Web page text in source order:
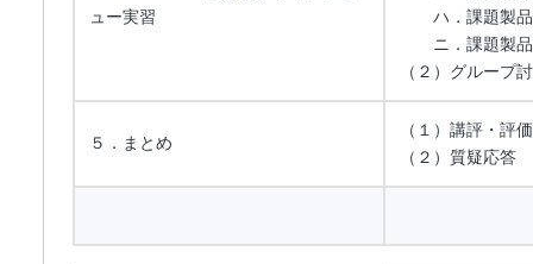
ュー実習
ハ．課題製品
ニ．課題製品
（２）グループ
５．まとめ
（１）講評・評価
（２）質疑応答